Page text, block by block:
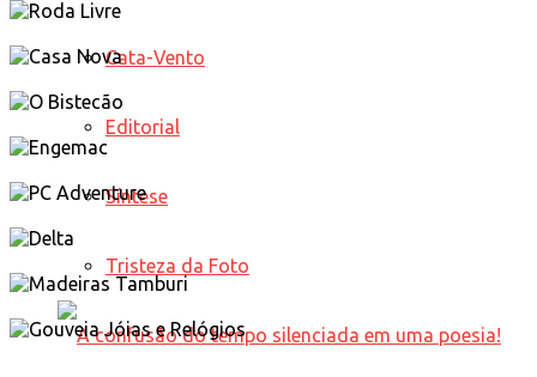
Cata-Vento
Editorial
Síntese
Tristeza da Foto